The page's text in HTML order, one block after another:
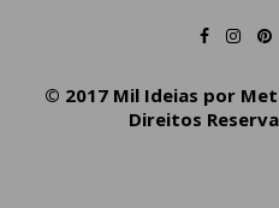
© 2017 Mil Ideias por
Direitos